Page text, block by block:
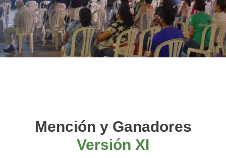
Mención y Ganadores
Versión XI